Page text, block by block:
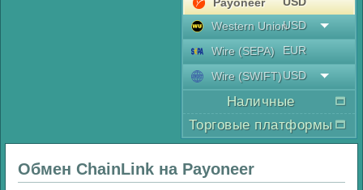
Western UnionUSD
Wire (SEPA)
EUR
Wire (SWIFT)USD
Наличные
Торговые платформы
Обмен ChainLink на Payoneer